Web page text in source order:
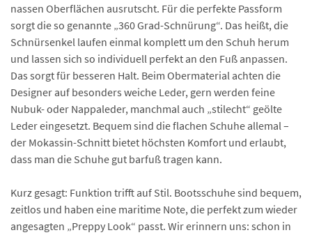
nassen Oberflächen ausrutscht. Für die perfekte Passform
sorgt die so genannte „360 Grad-Schnürung“. Das heißt, die
Schnürsenkel laufen einmal komplett um den Schuh herum
und lassen sich so individuell perfekt an den Fuß anpassen.
Das sorgt für besseren Halt. Beim Obermaterial achten die
Designer auf besonders weiche Leder, gern werden feine
Nubuk- oder Nappaleder, manchmal auch „stilecht“ geölte
Leder eingesetzt. Bequem sind die flachen Schuhe allemal –
der Mokassin-Schnitt bietet höchsten Komfort und erlaubt,
dass man die Schuhe gut barfuß tragen kann.
Kurz gesagt: Funktion trifft auf Stil. Bootsschuhe sind bequem,
zeitlos und haben eine maritime Note, die perfekt zum wieder
angesagten „Preppy Look“ passt. Wir erinnern uns: schon in